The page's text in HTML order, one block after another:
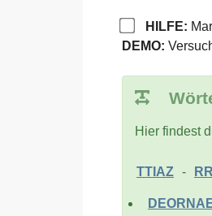
HILFE:
DEMO:
Hier findest
TTIAZ -